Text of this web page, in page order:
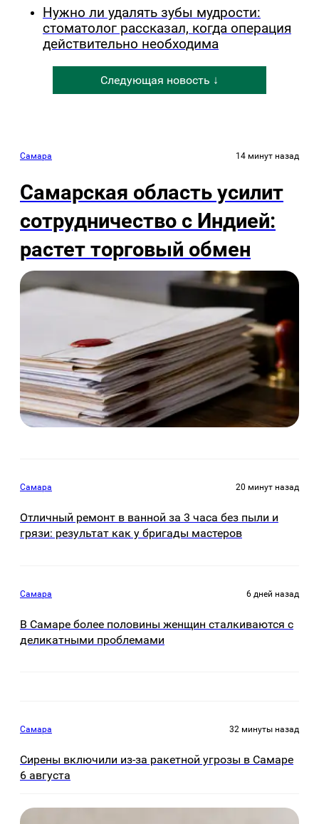
Нужно ли удалять зубы мудрости:
стоматолог рассказал, когда операция
действительно необходима
Следующая новость ↓
Самара 14 минут назад
Самарская область усилит
сотрудничество с Индией:
растет торговый обмен
Самара 20 минут назад
Отличный ремонт в ванной за 3 часа без пыли и
грязи: результат как у бригады мастеров
Самара 6 дней назад
В Самаре более половины женщин сталкиваются с
деликатными проблемами
Самара 32 минуты назад
Сирены включили из-за ракетной угрозы в Самаре
6 августа